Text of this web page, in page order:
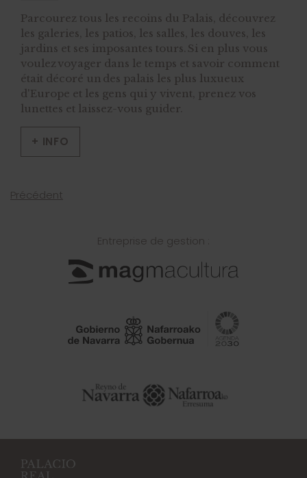
Parcourez tous les recoins du Palais, découvrez
les galeries, les patios, les salles, les douves, les
jardins et ses imposantes tours. Si en plus vous
voulez voyager dans le temps et savoir comment
était décoré un des palais les plus luxueux
d'Europe et les gens qui y vivent, prenez vos
lunettes et laissez-vous guider.
+ INFO
Précédent
Entreprise de gestion :